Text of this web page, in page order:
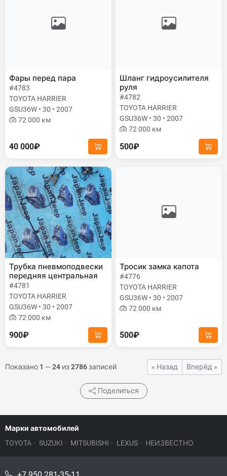
Фары перед пара
#4783
TOYOTA HARRIER
GSU36W • 30 • 2007
72 000 км
40 000₽
Шланг гидроусилителя
руля
#4782
TOYOTA HARRIER
GSU36W • 30 • 2007
72 000 км
500₽
Трубка пневмоподвески
передняя центральная
#4781
TOYOTA HARRIER
GSU36W • 30 • 2007
72 000 км
900₽
Тросик замка капота
#4776
TOYOTA HARRIER
GSU36W • 30 • 2007
72 000 км
500₽
Показано 1 — 24 из2786записей « Назад Вперёд »
Поделиться
Марки автомобилей
TOYOTA · SUZUKI · MITSUBISHI · LEXUS · НЕИЗВЕСТНО